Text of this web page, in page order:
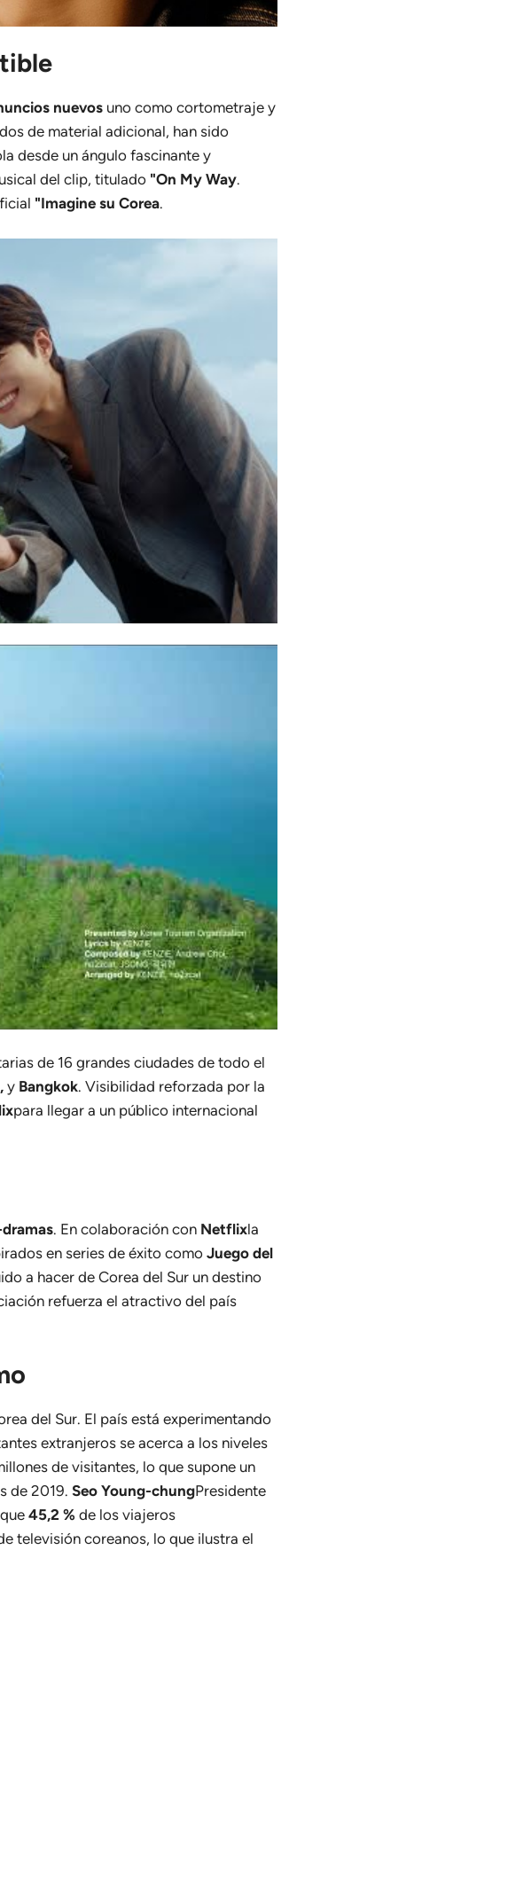
nuevos uno como cortometraje y
de material adicional, han sido
desde un ángulo fascinante y
del clip, titulado "On My Way.
"Imagine su Corea.
de 16 grandes ciudades de todo el
y Bangkok. Visibilidad reforzada por la
para llegar a un público internacional
. En colaboración con Netflixla
en series de éxito como Juego del
a hacer de Corea del Sur un destino
refuerza el atractivo del país
del Sur. El país está experimentando
extranjeros se acerca a los niveles
de visitantes, lo que supone un
de 2019. Seo Young-chungPresidente
45,2 % de los viajeros
televisión coreanos, lo que ilustra el